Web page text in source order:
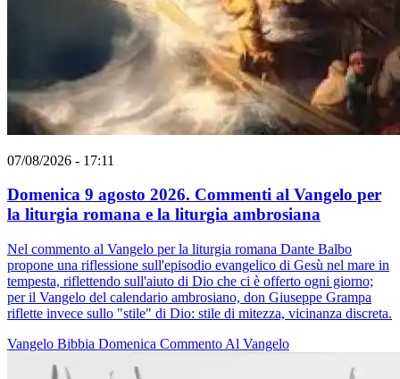
07/08/2026 - 17:11
Domenica 9 agosto 2026. Commenti al Vangelo per
la liturgia romana e la liturgia ambrosiana
Nel commento al Vangelo per la liturgia romana Dante Balbo
propone una riflessione sull'episodio evangelico di Gesù nel mare in
tempesta, riflettendo sull'aiuto di Dio che ci è offerto ogni giorno;
per il Vangelo del calendario ambrosiano, don Giuseppe Grampa
riflette invece sullo "stile" di Dio: stile di mitezza, vicinanza discreta.
Vangelo Bibbia Domenica Commento Al Vangelo